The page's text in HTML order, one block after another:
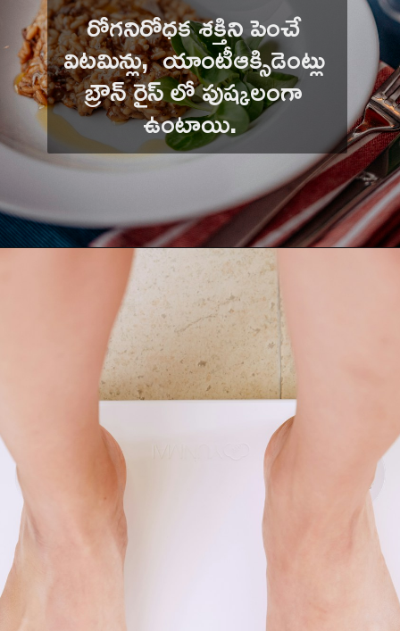
రోగనిరోధక శక్తిని పెంచే
విటమిన్లు,  యాంటీఆక్సిడెంట్లు
బ్రౌన్ రైస్ లో పుష్కలంగా
ఉంటాయి.